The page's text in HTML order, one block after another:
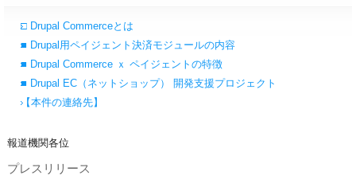
□ Drupal Commerceとは
■ Drupal用ペイジェント決済モジュールの内容
■ Drupal Commerce ｘ ペイジェントの特徴
■ Drupal EC（ネットショップ） 開発支援プロジェクト
【本件の連絡先】
報道機関各位
プレスリリース